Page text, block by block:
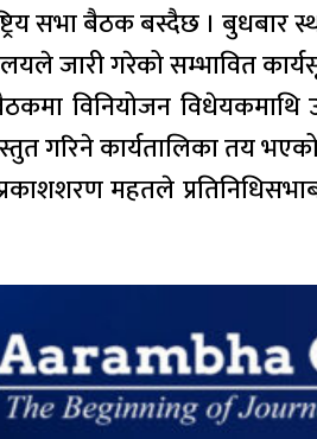
सभा बैठक बस्दैछ ।
जारी गरेको सम्भावित
विनियोजन विधेयकमाथि
गरिने कार्यतालिका तय
महतले